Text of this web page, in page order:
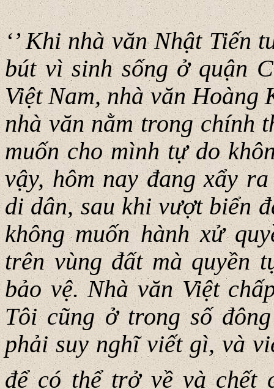
‘’ Khi nhà văn Nhật Tiến
bút vì sinh sống ở quận
Việt Nam, nhà văn
nhà văn nằm trong chính
muốn cho mình tự do
vậy, hôm nay đang xẩy
di dân, sau khi vượt biển
không muốn hành xử
trên vùng đất mà quyền
bảo vệ. Nhà văn Việt
Tôi cũng ở trong số
phải suy nghĩ viết gì, và
để có thể trở về và chết